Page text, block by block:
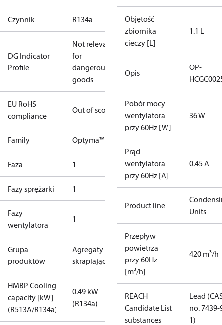
Czynnik R134a
DG Indicator
Profile
Not relevant
for
dangerous
goods
EU RoHS
compliance
Out of scope
Family Optyma™
Faza 1
Fazy sprężarki 1
Fazy
wentylatora
1
Grupa
produktów
Agregaty
skraplające
HMBP Cooling
capacity [kW]
(R513A/R134a)
0.49 kW
(R134a)
Objętość
zbiornika
cieczy [L]
1.1 L
Opis
OP-
Pobór mocy
wentylatora
przy 60Hz [W]
36 W
Prąd
wentylatora
przy 60Hz [A]
0.45 A
Product line
Units
Przepływ
powietrza
przy 60Hz
[m³/h]
420 m³/h
REACH
Candidate List
substances
Lead
no. 7439-
1)